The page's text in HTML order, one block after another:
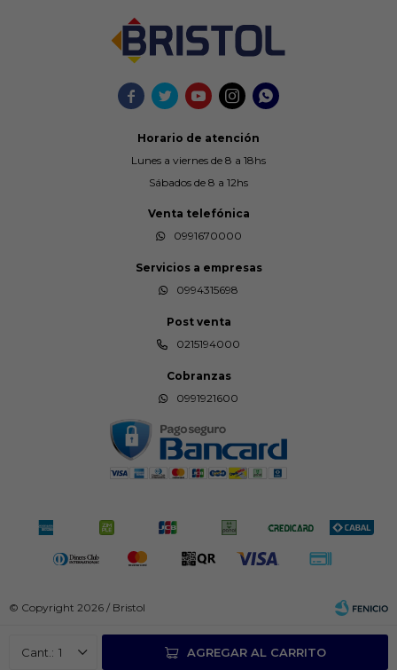
1 AGREGAR AL CARRITO
    
Horario de atención
Lunes a viernes de 8 a 18hs
Sábados de 8 a 12hs
Venta telefónica
0991670000
Servicios a empresas
0994315698
Post venta
0215194000
Cobranzas
0991921600
© Copyright 2026 / Bristol